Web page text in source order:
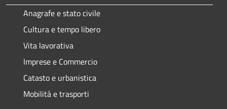
Anagrafe e stato civile
Cultura e tempo libero
Vita lavorativa
Imprese e Commercio
Catasto e urbanistica
Mobilità e trasporti